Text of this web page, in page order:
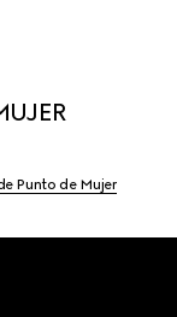
Punto de Mujer